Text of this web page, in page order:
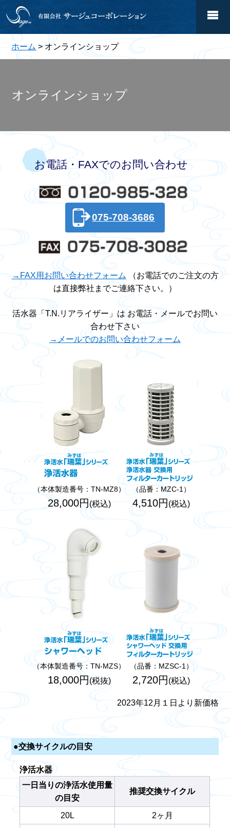
ホーム > オンラインショップ
オンラインショップ
お電話・FAXでのお問い合わせ
075-708-3686
→FAX用お問い合わせフォーム （お電話でのご注文の方
は直接弊社までご連絡下さい。）
活水器「T.N.リアライザー」は お電話・メールでお問い
合わせ下さい
→メールでのお問い合わせフォーム
（本体製造番号：TN-MZ8）
28,000円 (税込)
（品番：MZC-1）
4,510円 (税込)
（本体製造番号：TN-MZS）
18,000円 (税抜)
（品番：MZSC-1）
2,720円 (税込)
2023年12月１日より新価格
●交換サイクルの目安
浄活水器
一日当りの浄活水使用量
の目安
推奨交換サイクル
20L
2ヶ月